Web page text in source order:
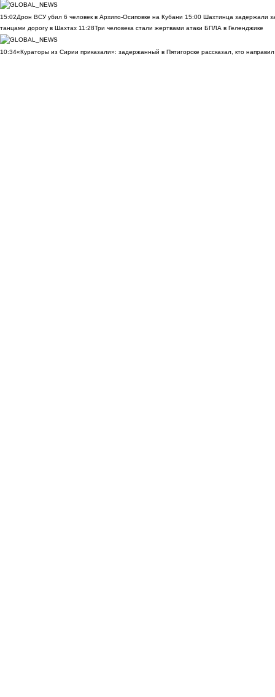
15:02Дрон ВСУ убил 6 человек в Архипо-Осиповке на Кубани 15:00 Шахтинца задержали
танцами дорогу в Шахтах 11:28Три человека стали жертвами атаки БПЛА в Геленджике
10:34«Кураторы из Сирии приказали»: задержанный в Пятигорске рассказал, кто направил